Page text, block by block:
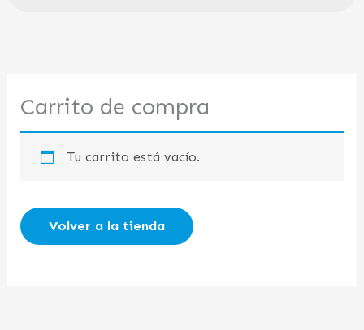
Carrito de compra
Tu carrito está vacío.
Volver a la tienda